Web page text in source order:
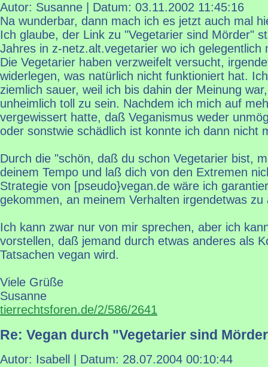
Autor: Susanne | Datum: 03.11.2002 11:45:16
Na wunderbar, dann mach ich es jetzt auch mal
Ich glaube, der Link zu "Vegetarier sind Mörder"
Jahres in z-netz.alt.vegetarier wo ich gelegentlich
Die Vegetarier haben verzweifelt versucht,
widerlegen, was natürlich nicht funktioniert hat.
ziemlich sauer, weil ich bis dahin der Meinung
unheimlich toll zu sein. Nachdem ich mich auf
vergewissert hatte, daß Veganismus weder
oder sonstwie schädlich ist konnte ich dann nicht
Durch die "schön, daß du schon Vegetarier bist,
deinem Tempo und laß dich von den Extremen
Strategie von [pseudo}vegan.de wäre ich
gekommen, an meinem Verhalten irgendetwas zu
Ich kann zwar nur von mir sprechen, aber ich
vorstellen, daß jemand durch etwas anderes als
Tatsachen vegan wird.
Viele Grüße
Susanne
tierrechtsforen.de/2/586/2641
Re: Vegan durch "Vegetarier sind
Autor: Isabell | Datum: 28.07.2004 00:10:44